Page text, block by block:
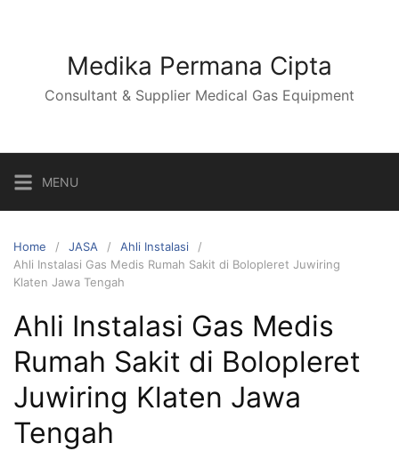
Medika Permana Cipta
Consultant & Supplier Medical Gas Equipment
MENU
Home JASA
Ahli Instalasi
Ahli Instalasi Gas Medis Rumah Sakit di Bolopleret Juwiring
Klaten Jawa Tengah
Ahli Instalasi Gas Medis
Rumah Sakit di Bolopleret
Juwiring Klaten Jawa
Tengah